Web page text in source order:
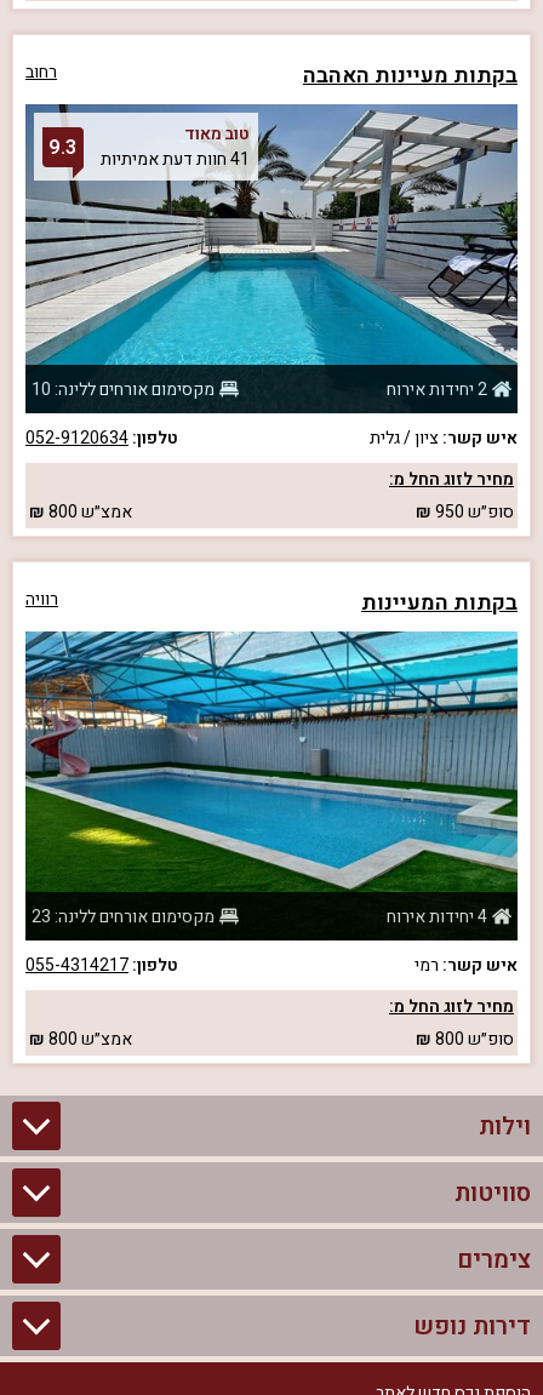
בקתות מעיינות האהבה רחוב
טוב מאוד
41 חוות דעת אמיתיות
9.3
2 יחידות אירוח
מקסימום אורחים ללינה: 10
איש קשר:ציון / גלית טלפון:052-9120634
מחיר לזוג החל מ:
סופ״ש950 אמצ״ש800
בקתות המעיינות רוויה
4 יחידות אירוח
מקסימום אורחים ללינה: 23
איש קשר: רמי טלפון:055-4314217
מחיר לזוג החל מ:
סופ״ש800 אמצ״ש800
וילות
וילות בצפון
וילות להשכרה
וילות למסיבת רווקים
סוויטות
סוויטות בצפון
צימרים לזוגות עם בריכה פרטית
צימרים
צימרים בצפון
צימרים לזוגות
דירות נופש